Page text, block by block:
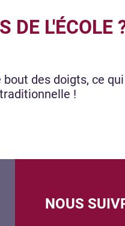
DE L'ÉCOLE
des doigts, ce
!
NOUS